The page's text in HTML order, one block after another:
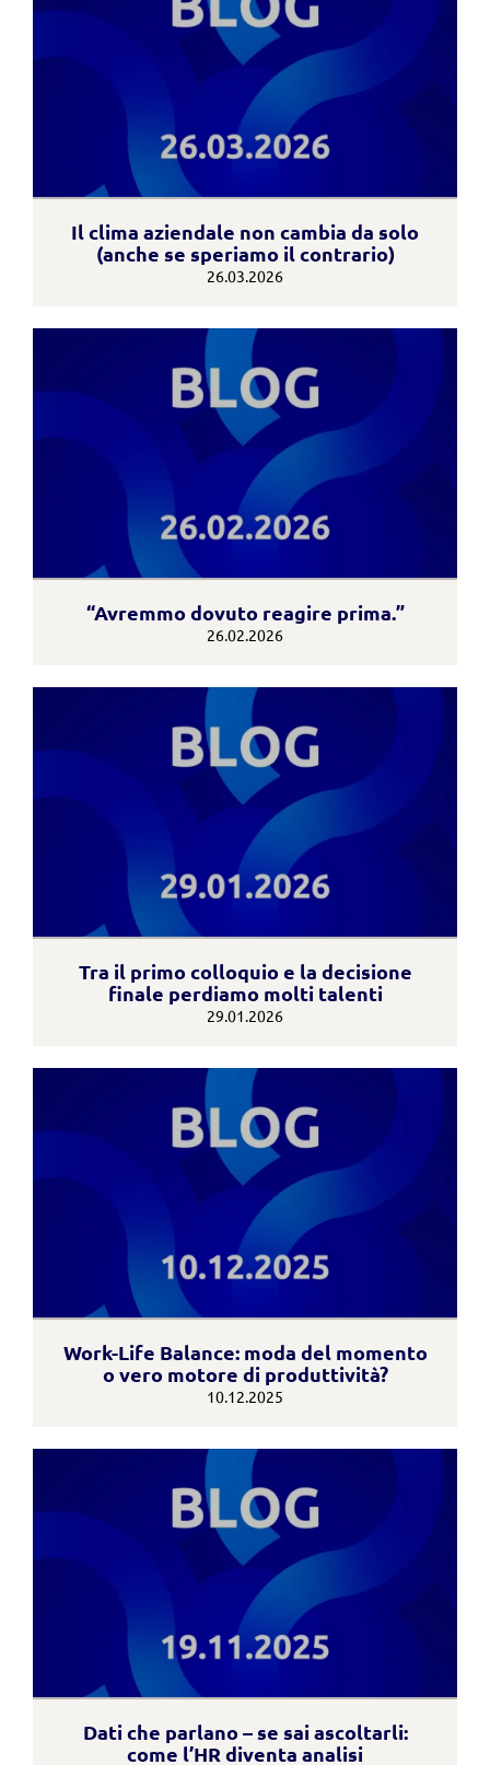
Il clima aziendale non cambia da solo
(anche se speriamo il contrario)
26.03.2026
“Avremmo dovuto reagire prima.”
26.02.2026
Tra il primo colloquio e la decisione
finale perdiamo molti talenti
29.01.2026
Work-Life Balance: moda del momento
o vero motore di produttività?
10.12.2025
Dati che parlano – se sai ascoltarli:
come l’HR diventa analisi